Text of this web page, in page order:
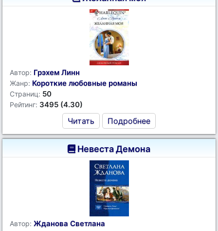
Автор: Грэхем Линн
Жанр: Короткие любовные романы
Страниц: 50
Рейтинг: 3495 (4.30)
Читать Подробнее
Невеста Демона
Автор: Жданова Светлана